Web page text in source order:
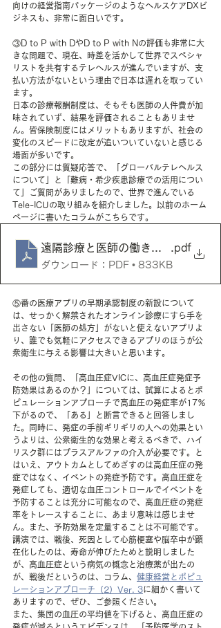
向けの経営指南パッケージのようなヘルスケアDXビ
ジネスも、非常に面白いです。
③D to P with DやD to P with Nの評価も非常に大
きな問題で、現在、時差を活かして世界でスペシャ
リストを共有するテレヘルスが進んでいますが、支
払い方法がないという理由で日本は遅れを取ってい
ます。
日本の診療報酬制度は、そもそも医師の人件費が加
味されていず、結果を評価されることもありませ
ん。皆保険制度にはメリットもありますが、社会の
変化のスピードに改定が追いついていないと感じる
場面が多いです。
この部分には質疑応答で、「グローバルテレヘルス
について」と「難病・希少疾患診療での活用につい
て」ご質問がありましたので、世界で進んでいる
Tele-ICUの取り組みを紹介しました。以前のホーム
ページに書いたコラムがこちらです。
遠隔診療と医師の働き方改革（１
.pdf
ダウンロード：PDF • 833KB
⑤番の医療アプリの早期承認制度の新設について
は、せっかく解禁されたオンライン診療にすら手を
出さない「医師の処方」がないと使えないアプリよ
り、誰でも気軽にアクセスできるアプリのほうが公
衆衛生に与える影響は大きいと思います。
その他の質問、「高血圧症VICに、高血圧症発症予
防効果はあるのか？」については、試算によるとポ
ピュレーションアプローチで高血圧の発症率が17％
下がるので、「ある」と断言できると回答しまし
た。同時に、発症の手前ギリギリの人への効果とい
うよりは、公衆衛生的な効果と考えるべきで、ハイ
リスク群にはプラスアルファの介入が必要です。と
はいえ、アウトカムとしてめざすのは高血圧症の発
症ではなく、イベントの発症予防です。高血圧症を
発症しても、適切な血圧コントロールでイベントを
予防することは充分に可能なので、高血圧症の発症
率をトレースすることに、あまり意味は感じませ
ん。また、予防効果を定量することは不可能です。
講演では、戦後、死因として心筋梗塞や脳卒中が顕
在化したのは、寿命が伸びたためと説明しました
が、高血圧症という病気の概念と治療薬が出たの
が、戦後だというのは、コラム、 健康経営とポピュ
レーションアプローチ（2）Ver. 3に細かく書いて
ありますので、ぜひ、ご参照ください。
また、集団の血圧の平均値を下げると、高血圧症の